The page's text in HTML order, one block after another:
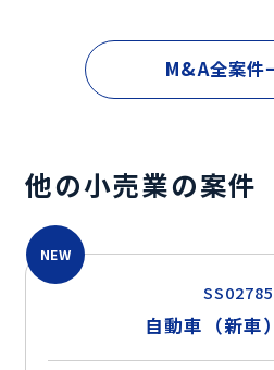
M&A全案件
他の小売業の案件
NEW
自動車（新車